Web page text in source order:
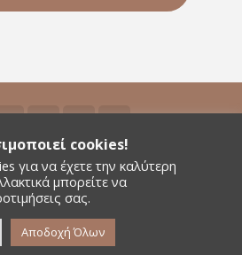
- All rights reserved - Αρ.
181380301000
Απορρήτου της Niyamas
Yoga
cookies!
για να έχετε την καλύτερη
μπορείτε να
σας.
Αποδοχή Όλων